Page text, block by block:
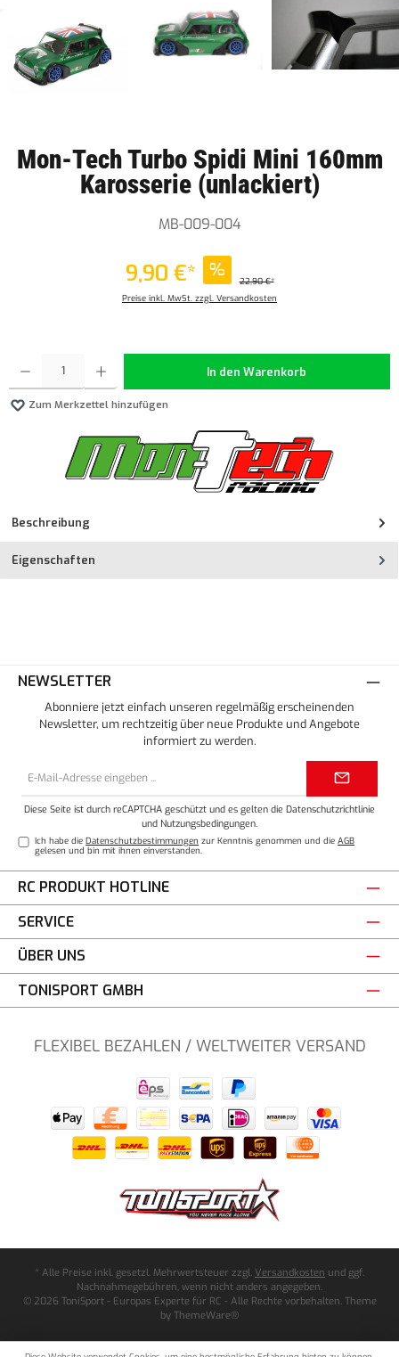
Mon-Tech Turbo Spidi Mini 160mm
Karosserie (unlackiert)
MB-009-004
9,90 €* %
22,90 €*
Preise inkl. MwSt. zzgl. Versandkosten
In den Warenkorb
Zum Merkzettel hinzufügen
Beschreibung
Eigenschaften
NEWSLETTER
Abonniere jetzt einfach unseren regelmäßig erscheinenden
Newsletter, um rechtzeitig über neue Produkte und Angebote
informiert zu werden.
Diese Seite ist durch reCAPTCHA geschützt und es gelten die Datenschutzrichtlinie
und Nutzungsbedingungen.
Ich habe dieDatenschutzbestimmungen zur Kenntnis genommen und dieAGB
gelesen und bin mit ihnen einverstanden.
RC PRODUKT HOTLINE
SERVICE
ÜBER UNS
TONISPORT GMBH
FLEXIBEL BEZAHLEN / WELTWEITER VERSAND
* Alle Preise inkl. gesetzl. Mehrwertsteuer zzgl. Versandkosten und ggf.
Nachnahmegebühren, wenn nicht anders angegeben.
© 2026 ToniSport - Europas Experte für RC - Alle Rechte vorbehalten. Theme
by ThemeWare®